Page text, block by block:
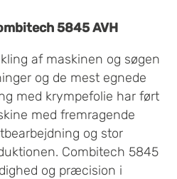
5845 AVH
af maskinen og søgen
og de mest egnede
med krympefolie har ført
med fremragende
og stor
Combitech 5845
og præcision i